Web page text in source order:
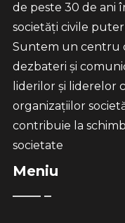
de peste 30 de ani
societăți civile
Suntem un centru
dezbateri și
liderilor și liderelor
organizațiilor
contribuie la
societate
Meniu